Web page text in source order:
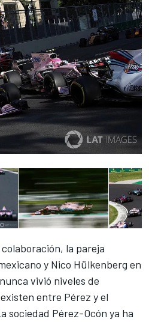
la pareja
y Nico Hülkenberg en
vivió niveles de
entre Pérez y el
sociedad Pérez-Ocón ya ha